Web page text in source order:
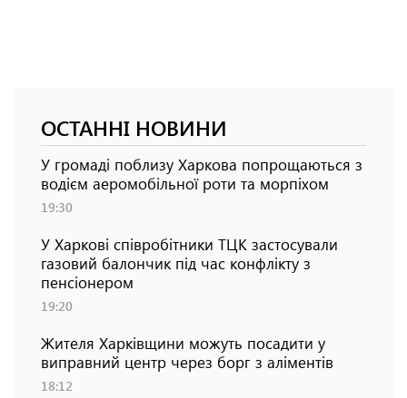
ОСТАННІ НОВИНИ
У громаді поблизу Харкова попрощаються з
водієм аеромобільної роти та морпіхом
19:30
У Харкові співробітники ТЦК застосували
газовий балончик під час конфлікту з
пенсіонером
19:20
Жителя Харківщини можуть посадити у
виправний центр через борг з аліментів
18:12